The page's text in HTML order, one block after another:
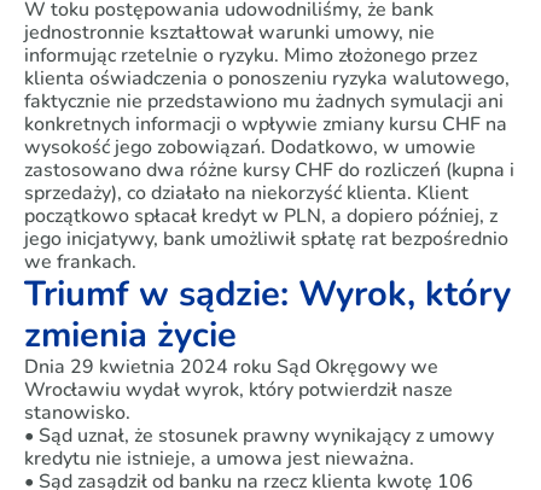
W toku postępowania udowodniliśmy, że bank
jednostronnie kształtował warunki umowy, nie
informując rzetelnie o ryzyku. Mimo złożonego przez
klienta oświadczenia o ponoszeniu ryzyka walutowego,
faktycznie nie przedstawiono mu żadnych symulacji ani
konkretnych informacji o wpływie zmiany kursu CHF na
wysokość jego zobowiązań. Dodatkowo, w umowie
zastosowano dwa różne kursy CHF do rozliczeń (kupna i
sprzedaży), co działało na niekorzyść klienta. Klient
początkowo spłacał kredyt w PLN, a dopiero później, z
jego inicjatywy, bank umożliwił spłatę rat bezpośrednio
we frankach.
Triumf w sądzie: Wyrok, który
zmienia życie
Dnia 29 kwietnia 2024 roku Sąd Okręgowy we
Wrocławiu wydał wyrok, który potwierdził nasze
stanowisko.
• Sąd uznał, że stosunek prawny wynikający z umowy
kredytu nie istnieje, a umowa jest nieważna.
• Sąd zasądził od banku na rzecz klienta kwotę 106